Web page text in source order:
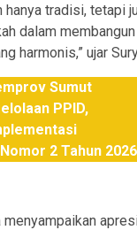
hanya tradisi, tetapi
dalam
harmonis,” ujar
Sumut
PPID,
2 Tahun 2026
menyampaikan